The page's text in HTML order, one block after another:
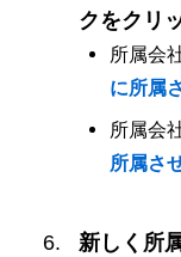
クをクリ
所属会
に所属
所属会
所属さ
新しく所